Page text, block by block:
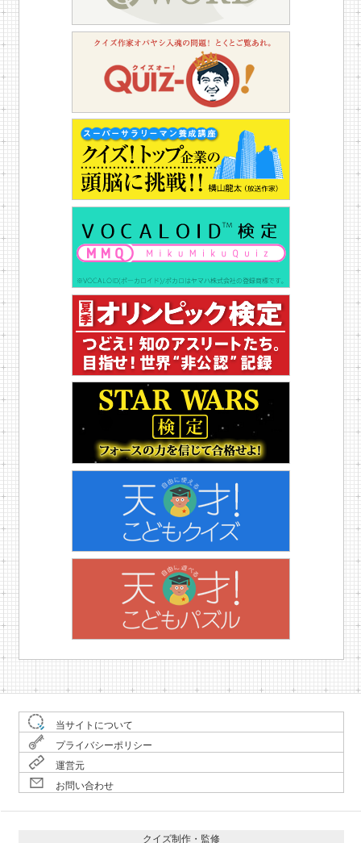
当サイトについて
プライバシーポリシー
運営元
お問い合わせ
クイズ制作・監修